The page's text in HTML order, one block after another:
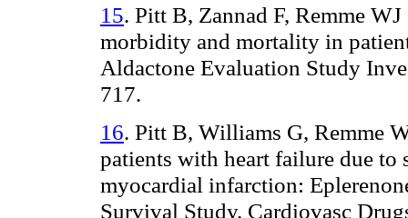
15. Pitt B, Zannad F, Remme
morbidity and mortality in
Aldactone Evaluation Study
717.
16. Pitt B, Williams G, Remme
patients with heart failure due
myocardial infarction:
Survival Study. Cardiovasc